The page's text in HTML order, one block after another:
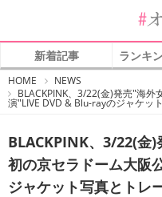
新着記事 ランキ
HOME
オ
ト
ナ
NEWS
BLACKPINK、3/22(金)発売"海
演"LIVE DVD & Blu-rayのジャケッ
BLACKPINK、3/22(金
初の京セラドーム大
ジャケット写真とトレ